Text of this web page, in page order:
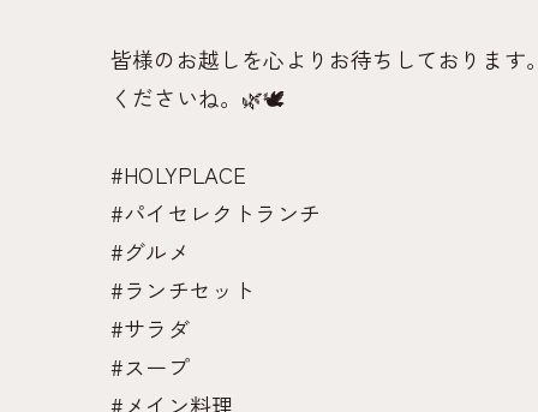
皆様のお越しを心よりお待ちしておりま
くださいね。🌿🕊
#HOLYPLACE
#パイセレクトランチ
#グルメ
#ランチセット
#サラダ
#スープ
#メイン料理